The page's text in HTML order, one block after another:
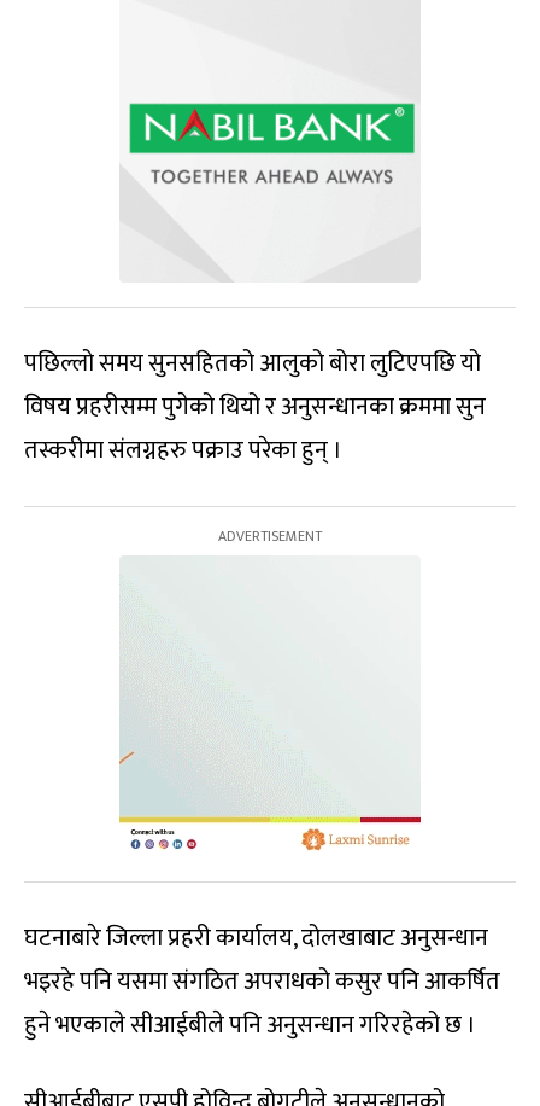
पछिल्लो समय सुनसहितको आलुको बोरा लुटिएपछि यो
विषय प्रहरीसम्म पुगेको थियो र अनुसन्धानका क्रममा सुन
तस्करीमा संलग्नहरु पक्राउ परेका हुन् ।
घटनाबारे जिल्ला प्रहरी कार्यालय, दोलखाबाट अनुसन्धान
भइरहे पनि यसमा संगठित अपराधको कसुर पनि आकर्षित
हुने भएकाले सीआईबीले पनि अनुसन्धान गरिरहेको छ ।